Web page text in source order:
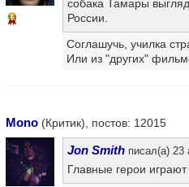
13
собака Тамары
России.
Соглашучь, училка
Или из "других"
Mono (Критик), постов: 12015
Jon Smith писал(а) 23
Главные герои